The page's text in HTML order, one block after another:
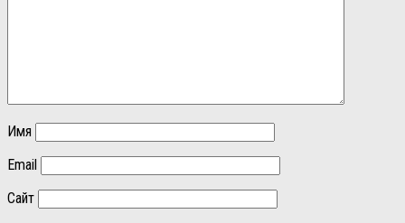
Имя
Email
Сайт